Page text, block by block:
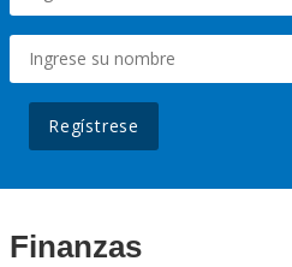
Regístrese
Finanzas